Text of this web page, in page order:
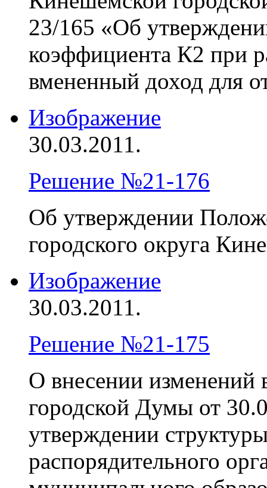
23/165 «Об
коэффициента К2 при
вмененный доход для
Изображение
30.03.2011.
Решение №21-176
Об утверждении
городского округа
Изображение
30.03.2011.
Решение №21-175
О внесении
городской Думы от
утверждении
распорядительного